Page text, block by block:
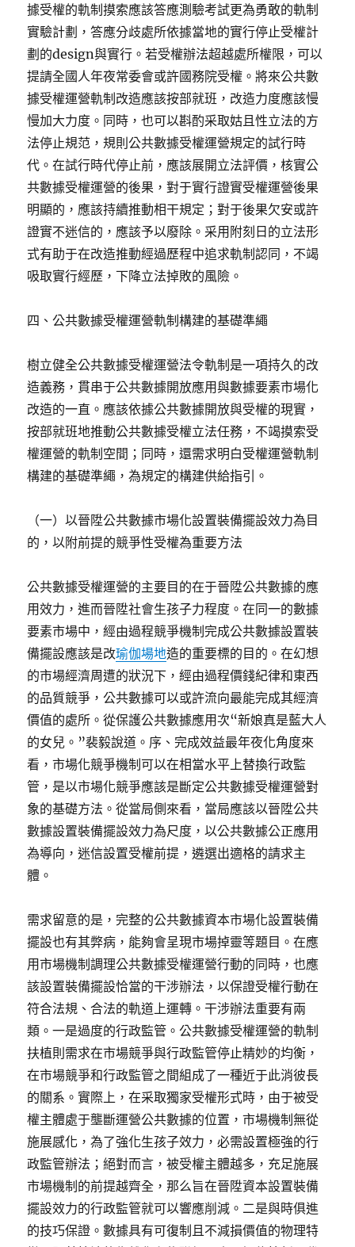
據受權的軌制摸索應該答應測驗考試更為勇敢的軌制
實驗計劃，答應分歧處所依據當地的實行停止受權計
劃的design與實行。若受權辦法超越處所權限，可以
提請全國人年夜常委會或許國務院受權。將來公共數
據受權運營軌制改造應該按部就班，改造力度應該慢
慢加大力度。同時，也可以斟酌采取姑且性立法的方
法停止規范，規則公共數據受權運營規定的試行時
代。在試行時代停止前，應該展開立法評價，核實公
共數據受權運營的後果，對于實行證實受權運營後果
明顯的，應該持續推動相干規定；對于後果欠安或許
證實不迷信的，應該予以廢除。采用附刻日的立法形
式有助于在改造推動經過歷程中追求軌制認同，不竭
吸取實行經歷，下降立法掉敗的風險。
四、公共數據受權運營軌制構建的基礎準繩
樹立健全公共數據受權運營法令軌制是一項持久的改
造義務，貫串于公共數據開放應用與數據要素市場化
改造的一直。應該依據公共數據開放與受權的現實，
按部就班地推動公共數據受權立法任務，不竭摸索受
權運營的軌制空間；同時，還需求明白受權運營軌制
構建的基礎準繩，為規定的構建供給指引。
（一）以晉陞公共數據市場化設置裝備擺設效力為目
的，以附前提的競爭性受權為重要方法
公共數據受權運營的主要目的在于晉陞公共數據的應
用效力，進而晉陞社會生孩子力程度。在同一的數據
要素市場中，經由過程競爭機制完成公共數據設置裝
備擺設應該是改瑜伽場地造的重要標的目的。在幻想
的市場經濟周遭的狀況下，經由過程價錢紀律和東西
的品質競爭，公共數據可以或許流向最能完成其經濟
價值的處所。從保護公共數據應用次“新娘真是藍大人
的女兒。”裴毅說道。序、完成效益最年夜化角度來
看，市場化競爭機制可以在相當水平上替換行政監
管，是以市場化競爭應該是斷定公共數據受權運營對
象的基礎方法。從當局側來看，當局應該以晉陞公共
數據設置裝備擺設效力為尺度，以公共數據公正應用
為導向，迷信設置受權前提，遴選出適格的請求主
體。
需求留意的是，完整的公共數據資本市場化設置裝備
擺設也有其弊病，能夠會呈現市場掉靈等題目。在應
用市場機制調理公共數據受權運營行動的同時，也應
該設置裝備擺設恰當的干涉辦法，以保證受權行動在
符合法規、合法的軌道上運轉。干涉辦法重要有兩
類。一是過度的行政監管。公共數據受權運營的軌制
扶植則需求在市場競爭與行政監管停止精妙的均衡，
在市場競爭和行政監管之間組成了一種近于此消彼長
的關系。實際上，在采取獨家受權形式時，由于被受
權主體處于壟斷運營公共數據的位置，市場機制無從
施展感化，為了強化生孩子效力，必需設置極強的行
政監管辦法；絕對而言，被受權主體越多，充足施展
市場機制的前提越齊全，那么旨在晉陞資本設置裝備
擺設效力的行政監管就可以響應削減。二是與時俱進
的技巧保證。數據具有可復制且不減損價值的物理特